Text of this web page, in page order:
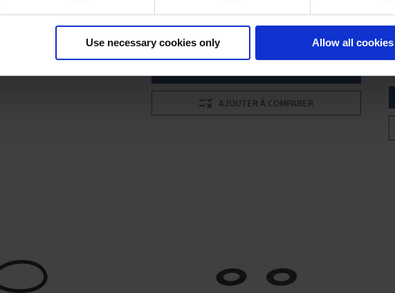
Use necessary cookies only Allow all cookies
À COMPARER
Sortie de l'arbre à tuyaux DN 19 mm
AU PRODUIT
AJOUTER À COMPARER